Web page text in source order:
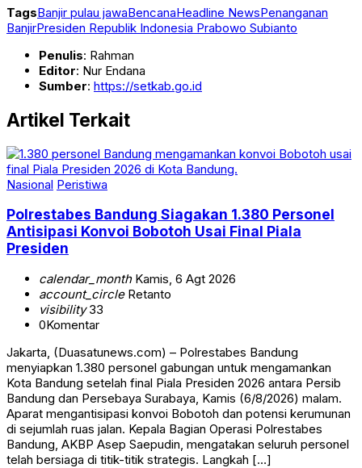
TagsBanjir pulau jawaBencanaHeadline NewsPenanganan
BanjirPresiden Republik Indonesia Prabowo Subianto
Penulis: Rahman
Editor: Nur Endana
Sumber: https://setkab.go.id
Artikel Terkait
Nasional Peristiwa
Polrestabes Bandung Siagakan 1.380 Personel
Antisipasi Konvoi Bobotoh Usai Final Piala
Presiden
calendar_monthKamis, 6 Agt 2026
account_circleRetanto
visibility33
0Komentar
Jakarta, (Duasatunews.com) – Polrestabes Bandung
menyiapkan 1.380 personel gabungan untuk mengamankan
Kota Bandung setelah final Piala Presiden 2026 antara Persib
Bandung dan Persebaya Surabaya, Kamis (6/8/2026) malam.
Aparat mengantisipasi konvoi Bobotoh dan potensi kerumunan
di sejumlah ruas jalan. Kepala Bagian Operasi Polrestabes
Bandung, AKBP Asep Saepudin, mengatakan seluruh personel
telah bersiaga di titik-titik strategis. Langkah […]